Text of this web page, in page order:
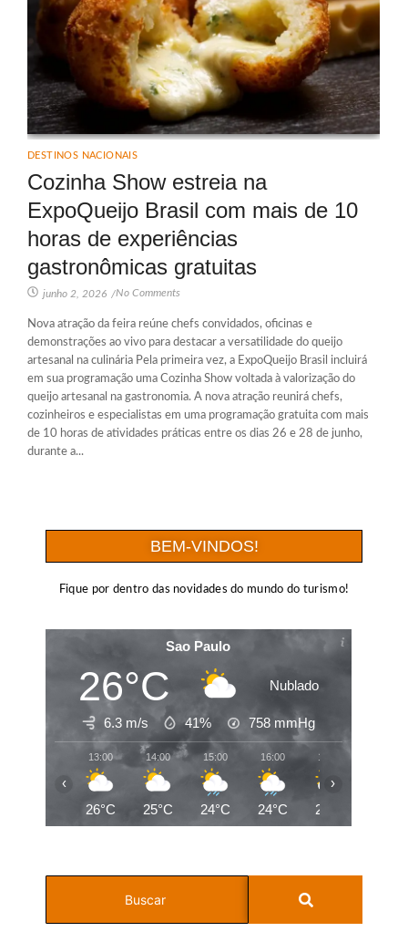
DESTINOS NACIONAIS
Cozinha Show estreia na
ExpoQueijo Brasil com mais de 10
horas de experiências
gastronômicas gratuitas
junho 2, 2026 /No Comments
Nova atração da feira reúne chefs convidados, oficinas e
demonstrações ao vivo para destacar a versatilidade do queijo
artesanal na culinária Pela primeira vez, a ExpoQueijo Brasil incluirá
em sua programação uma Cozinha Show voltada à valorização do
queijo artesanal na gastronomia. A nova atração reunirá chefs,
cozinheiros e especialistas em uma programação gratuita com mais
de 10 horas de atividades práticas entre os dias 26 e 28 de junho,
durante a...
BEM-VINDOS!
Fique por dentro das novidades do mundo do turismo!
Sao Paulo
26°C Nublado
6.3 m/s 41% 758 mmHg
13:00
26°C
14:00
25°C
15:00
24°C
16:00
24°C
17:00
24°C
‹ ›